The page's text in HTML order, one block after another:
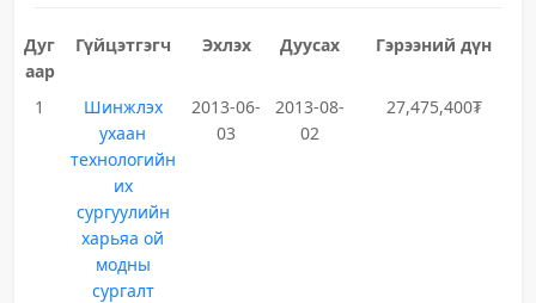
Дуг
аар
Гүйцэтгэгч Эхлэх Дуусах Гэрээний дүн
1
Шинжлэх
ухаан
технологийн
их
сургуулийн
харьяа ой
модны
сургалт
2013-06-
03
2013-08-
02
27,475,400₮